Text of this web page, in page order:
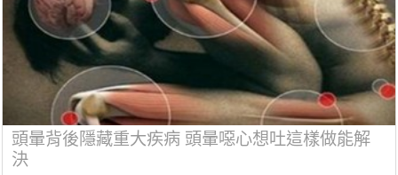
頭暈背後隱藏重大疾病 頭暈噁心想吐這樣做能解
決